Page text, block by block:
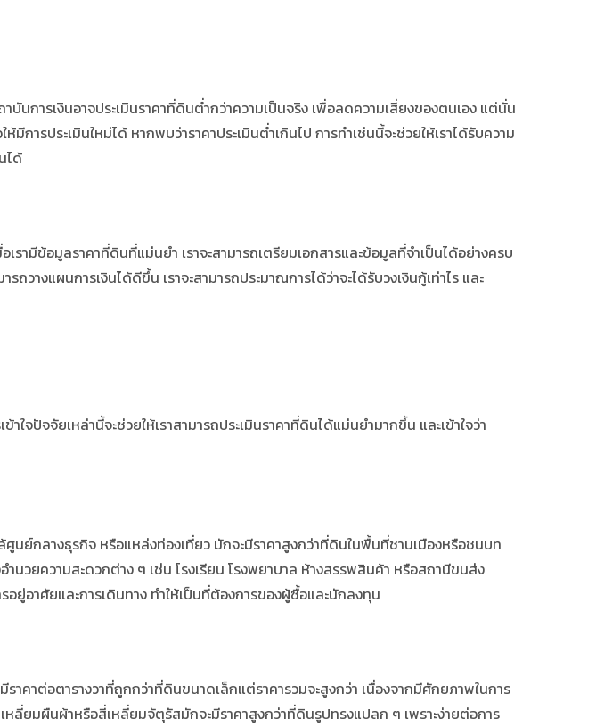
บันการเงินอาจประเมินราคาที่ดินต่ำกว่าความเป็นจริง เพื่อลดความเสี่ยงของตนเอง แต่นั่น
การประเมินใหม่ได้ หากพบว่าราคาประเมินต่ำเกินไป การทำเช่นนี้จะช่วยให้เราได้รับความ
ได้
เรามีข้อมูลราคาที่ดินที่แม่นยำ เราจะสามารถเตรียมเอกสารและข้อมูลที่จำเป็นได้อย่างครบ
างแผนการเงินได้ดีขึ้น เราจะสามารถประมาณการได้ว่าจะได้รับวงเงินกู้เท่าไร และ
ปัจจัยเหล่านี้จะช่วยให้เราสามารถประเมินราคาที่ดินได้แม่นยำมากขึ้น และเข้าใจว่า
ย์กลางธุรกิจ หรือแหล่งท่องเที่ยว มักจะมีราคาสูงกว่าที่ดินในพื้นที่ชานเมืองหรือชนบท
วยความสะดวกต่าง ๆ เช่น โรงเรียน โรงพยาบาล ห้างสรรพสินค้า หรือสถานีขนส่ง
ยู่อาศัยและการเดินทาง ทำให้เป็นที่ต้องการของผู้ซื้อและนักลงทุน
าต่อตารางวาที่ถูกกว่าที่ดินขนาดเล็กแต่ราคารวมจะสูงกว่า เนื่องจากมีศักยภาพในการ
มผืนผ้าหรือสี่เหลี่ยมจัตุรัสมักจะมีราคาสูงกว่าที่ดินรูปทรงแปลก ๆ เพราะง่ายต่อการ